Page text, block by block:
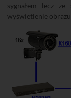
sygnałem lecz
wyświetlenie